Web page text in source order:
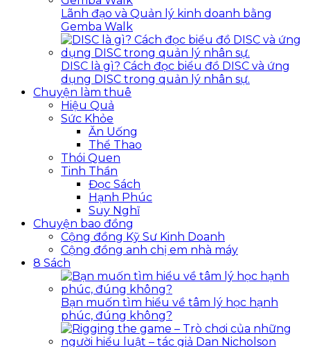
Lãnh đạo và Quản lý kinh doanh bằng
Gemba Walk
DISC là gì? Cách đọc biểu đồ DISC và ứng
dụng DISC trong quản lý nhân sự.
Chuyện làm thuê
Hiệu Quả
Sức Khỏe
Ăn Uống
Thể Thao
Thói Quen
Tinh Thần
Đọc Sách
Hạnh Phúc
Suy Nghĩ
Chuyện bao đồng
Cộng đồng Kỹ Sư Kinh Doanh
Cộng đồng anh chị em nhà máy
8 Sách
Bạn muốn tìm hiểu về tâm lý học hạnh
phúc, đúng không?